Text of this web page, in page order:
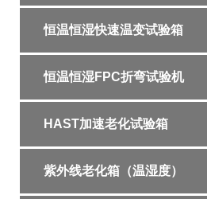
恒温恒湿快速温变试验箱
恒温恒湿FPC折弯试验机
HAST加速老化试验箱
紫外线老化箱（温湿度）